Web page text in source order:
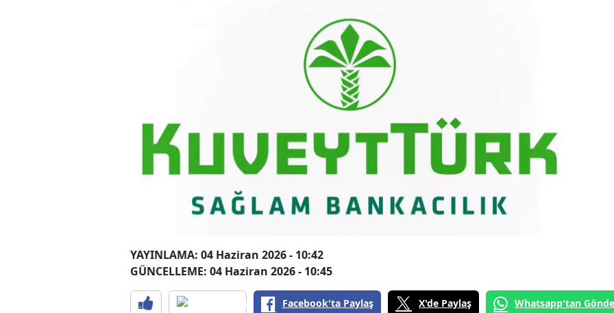
YAYINLAMA: 04 Haziran 2026 - 10:42
GÜNCELLEME: 04 Haziran 2026 - 10:45
Facebook'ta Paylaş X'de Paylaş Whatsapp'tan